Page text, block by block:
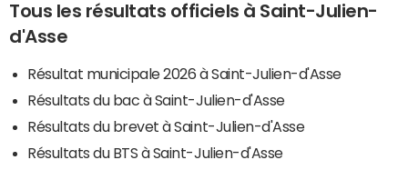
Tous les résultats officiels à Saint-Julien-
d'Asse
Résultat municipale 2026 à Saint-Julien-d'Asse
Résultats du bac à Saint-Julien-d'Asse
Résultats du brevet à Saint-Julien-d'Asse
Résultats du BTS à Saint-Julien-d'Asse